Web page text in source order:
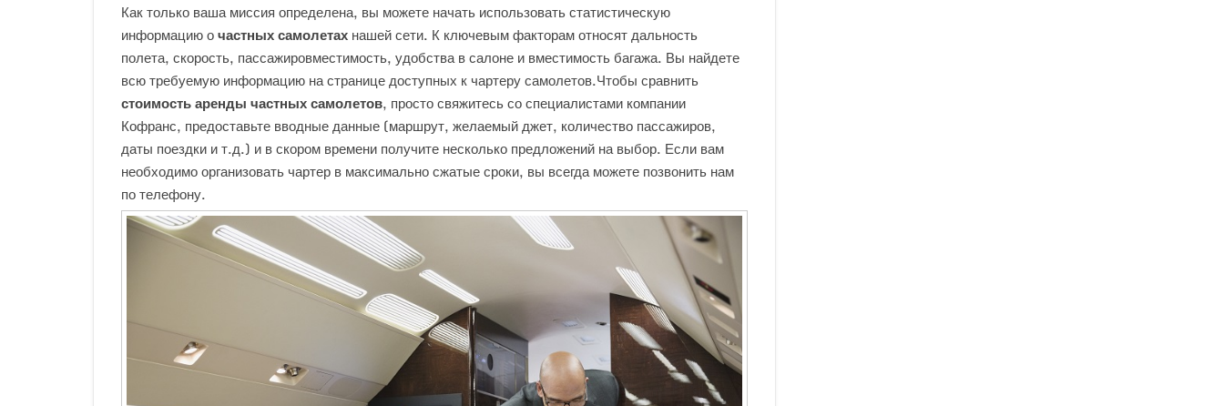
Как только ваша миссия определена, вы можете начать использовать статистическую
информацию очастных самолетах нашей сети. К ключевым факторам относят дальность
полета, скорость, пассажировместимость, удобства в салоне и вместимость багажа. Вы найдете
всю требуемую информацию на странице доступных к чартеру самолетов.Чтобы сравнить
стоимость аренды частных самолетов, просто свяжитесь со специалистами компании
Кофранс, предоставьте вводные данные (маршрут, желаемый джет, количество пассажиров,
даты поездки и т.д.) и в скором времени получите несколько предложений на выбор. Если вам
необходимо организовать чартер в максимально сжатые сроки, вы всегда можете позвонить нам
по телефону.